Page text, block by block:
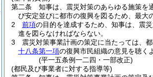
第二条
知事は、震災対策のあらゆる施策を
び安定並びに都市の復興を図るため、最大
2
前項の目的を達成するため、知事は、震
進を図らなければならない。
3
震災対策事業計画の策定に当たっては、
十八条第一項の復興市民組織の意見を聴く
(平一五条例一二四・一部改正)
(都民及び事業者に対する指導等)